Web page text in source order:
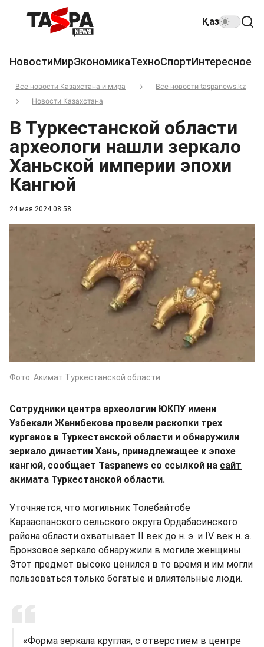
Қаз
НовостиМирЭкономикаТехноСпортИнтересное
Все новости Казахстана и мира
Все новости taspanews.kz
Новости Казахстана
24 мая 2024 08:58
В Туркестанской области
археологи нашли зеркало
Ханьской империи эпохи
Кангюй
Фото: Акимат Туркестанской области
Сотрудники центра археологии ЮКПУ имени
Узбекали Жанибекова провели раскопки трех
курганов в Туркестанской области и обнаружили
зеркало династии Хань, принадлежащее к эпохе
кангюй, сообщает Taspanews со ссылкой на сайт
акимата Туркестанской области.
Уточняется, что могильник Толебайтобе
Карааспанского сельского округа Ордабасинского
района области охватывает II век до н. э. и IV век н. э.
Бронзовое зеркало обнаружили в могиле женщины.
Этот предмет высоко ценился в то время и им могли
пользоваться только богатые и влиятельные люди.
«Форма зеркала круглая, с отверстием в центре